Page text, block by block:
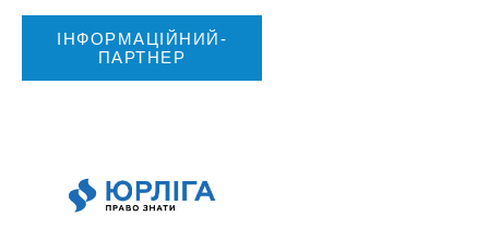
ІНФОРМАЦІЙНИЙ-
ПАРТНЕР